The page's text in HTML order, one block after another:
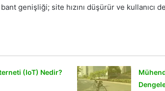
genişliği; site hızını düşürür ve kullanıcı
(IoT) Nedir?